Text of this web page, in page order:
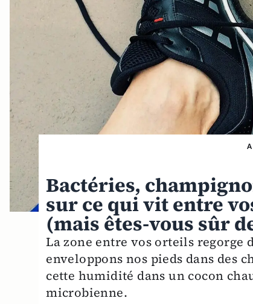
A
Bactéries,
sur ce qui vit entre
(mais êtes-vous sûr
La zone entre vos orteils regorge
enveloppons nos pieds dans des
cette humidité dans un cocon
microbienne.